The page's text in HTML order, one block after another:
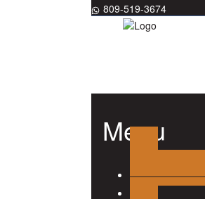
809-519-3674
Menu